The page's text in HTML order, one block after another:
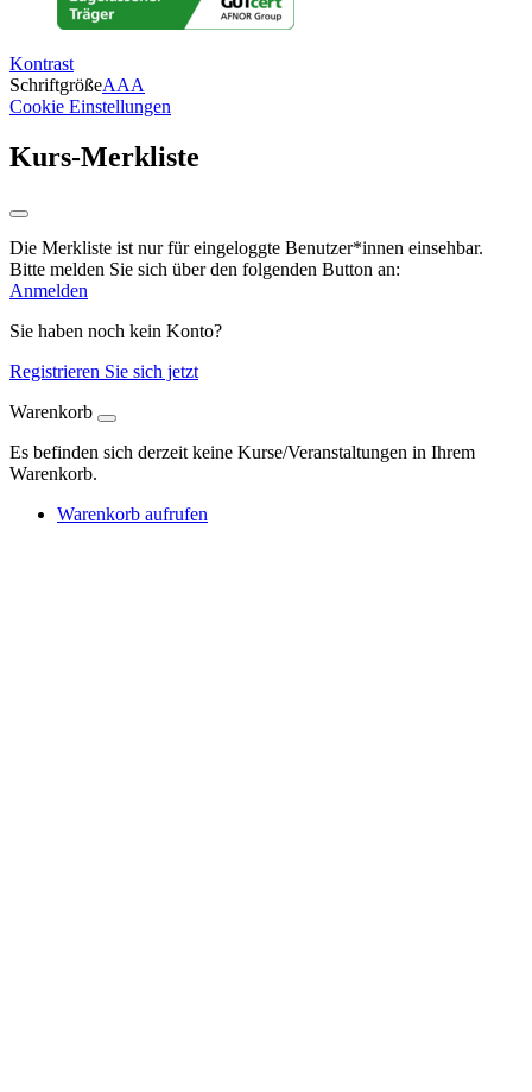
Kontrast
SchriftgrößeAAA
Cookie Einstellungen
Kurs-Merkliste
Die Merkliste ist nur für eingeloggte Benutzer*innen einsehbar.
Bitte melden Sie sich über den folgenden Button an:
Anmelden
Sie haben noch kein Konto?
Registrieren Sie sich jetzt
Warenkorb
Es befinden sich derzeit keine Kurse/Veranstaltungen in Ihrem
Warenkorb.
Warenkorb aufrufen